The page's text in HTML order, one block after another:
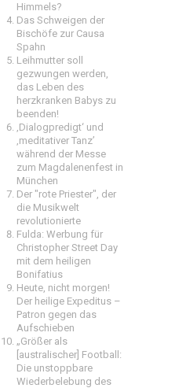
Himmels?
Das Schweigen der
Bischöfe zur Causa
Spahn
Leihmutter soll
gezwungen werden,
das Leben des
herzkranken Babys zu
beenden!
‚Dialogpredigt‘ und
‚meditativer Tanz’
während der Messe
zum Magdalenenfest in
München
Der "rote Priester", der
die Musikwelt
revolutionierte
Fulda: Werbung für
Christopher Street Day
mit dem heiligen
Bonifatius
Heute, nicht morgen!
Der heilige Expeditus –
Patron gegen das
Aufschieben
„Größer als
[australischer] Football:
Die unstoppbare
Wiederbelebung des